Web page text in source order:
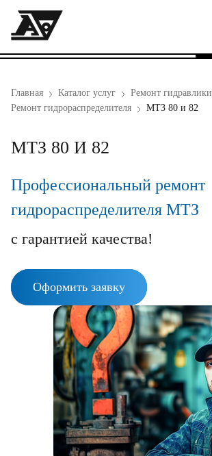
Главная Каталог услуг
Ремонт гидравлики
Ремонт гидрораспределителя
МТЗ 80 и 82
МТЗ 80 И 82
Профессиональный ремонт
гидрораспределителя МТЗ
с гарантией качества!
Оформить заявку